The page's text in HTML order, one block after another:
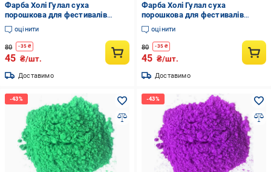
Фарба Холі Гулал суха
порошкова для фестивалів
флешмобів фотосесій 100 г
Жовтий
оцінити
80 -35 ₴
45 ₴/шт.
Доставимо
Фарба Холі Гулал суха
порошкова для фестивалів
флешмобів фотосесій 100 г
Жовтий
оцінити
80 -35₴
45 ₴/шт.
Доставимо